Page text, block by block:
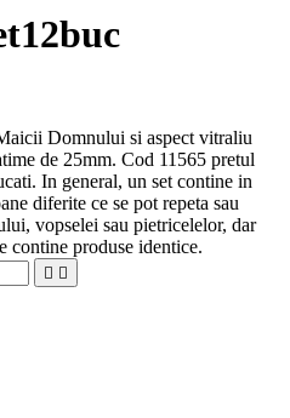
Domnului si aspect vitraliu
de 25mm. Cod 11565 pretul
In general, un set contine in
diferite ce se pot repeta sau
vopselei sau pietricelelor, dar
contine produse identice.
 